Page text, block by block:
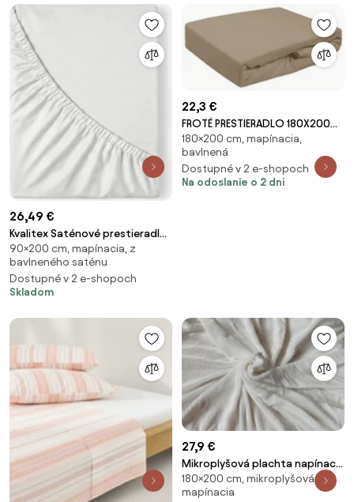
26,49 €
Kvalitex Saténové prestieradlo
s gumou biela, 90 x 200 cm
90×200 cm, mapínacia, z
bavlneného saténu
Dostupné v 2 e-shopoch
Skladom
22,3 €
FROTÉ PRESTIERADLO 180X200
CM HNEDÉ
180×200 cm, mapínacia,
bavlnená
Dostupné v 2 e-shopoch
Na odoslanie o 2 dni
27,9 €
Mikroplyšová plachta napínacia
biela 180x200cm TiaHome
180×200 cm, mikroplyšová,
mapínacia